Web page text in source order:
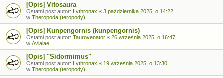
[Opis] Vitosaura
Ostatni post autor: Lythronax « 3 października 2025, o 14:22
w Theropoda (teropody)
[Opis] Kunpengornis (kunpengornis)
Ostatni post autor: Taurovenator « 26 września 2025, o 16:47
w Avialae
[Opis] "Sidormimus"
Ostatni post autor: Lythronax « 19 września 2025, o 13:30
w Theropoda (teropody)